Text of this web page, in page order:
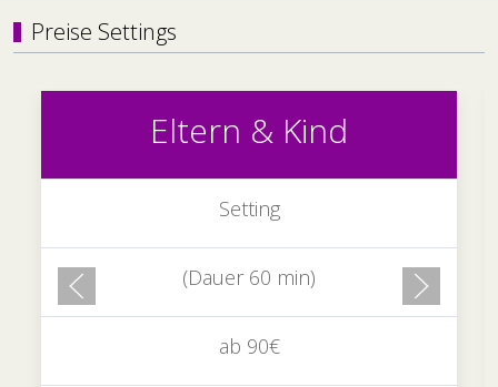
Preise Settings
Eltern & Kind
Setting
(Dauer 60 min)
ab 90€